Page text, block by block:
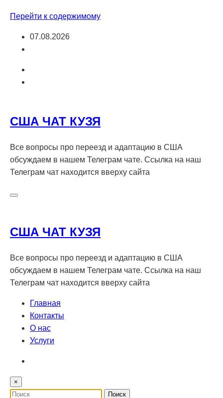
Перейти к содержимому
07.08.2026
США ЧАТ КУЗЯ
Все вопросы про переезд и адаптацию в США
обсуждаем в нашем Телеграм чате. Ссылка на наш
Телеграм чат находится вверху сайта
США ЧАТ КУЗЯ
Все вопросы про переезд и адаптацию в США
обсуждаем в нашем Телеграм чате. Ссылка на наш
Телеграм чат находится вверху сайта
Главная
Контакты
О нас
Услуги
×